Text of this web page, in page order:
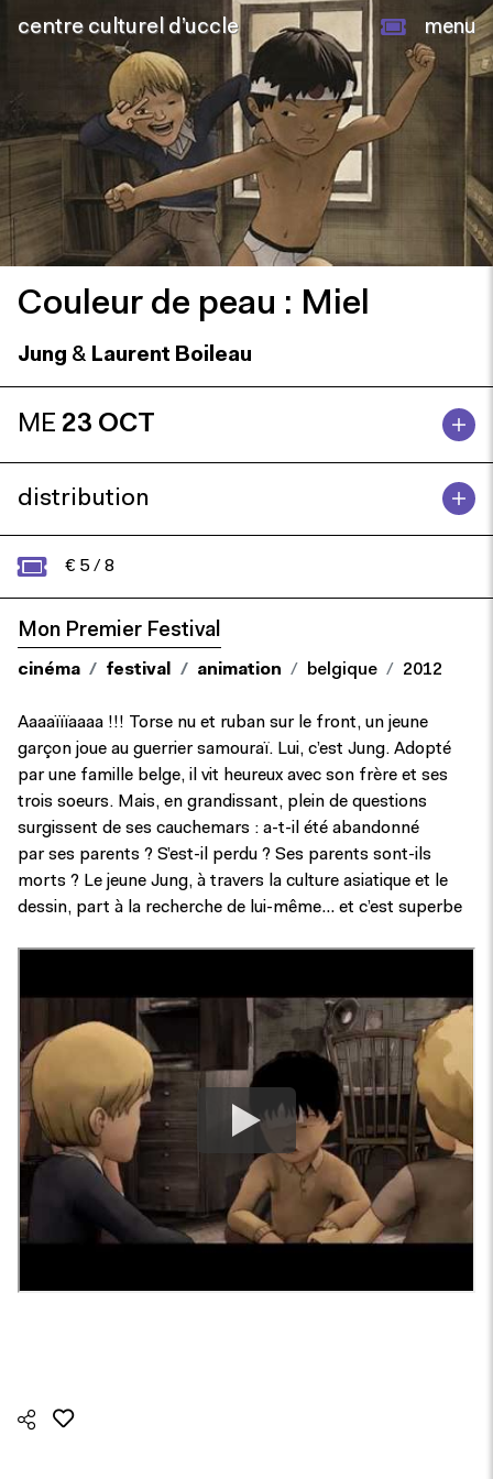
centre culturel d’uccle menu
Couleur de peau : Miel
Jung & Laurent Boileau
ME 23 OCT
distribution
€ 5 / 8
Mon Premier Festival
cinéma festival animation belgique 2012
Aaaaïïïaaaa !!! Torse nu et ruban sur le front, un jeune
garçon joue au guerrier samouraï. Lui, c’est Jung. Adopté
par une famille belge, il vit heureux avec son frère et ses
trois soeurs. Mais, en grandissant, plein de questions
surgissent de ses cauchemars : a-t-il été abandonné
par ses parents ? S’est-il perdu ? Ses parents sont-ils
morts ? Le jeune Jung, à travers la culture asiatique et le
dessin, part à la recherche de lui-même… et c’est superbe